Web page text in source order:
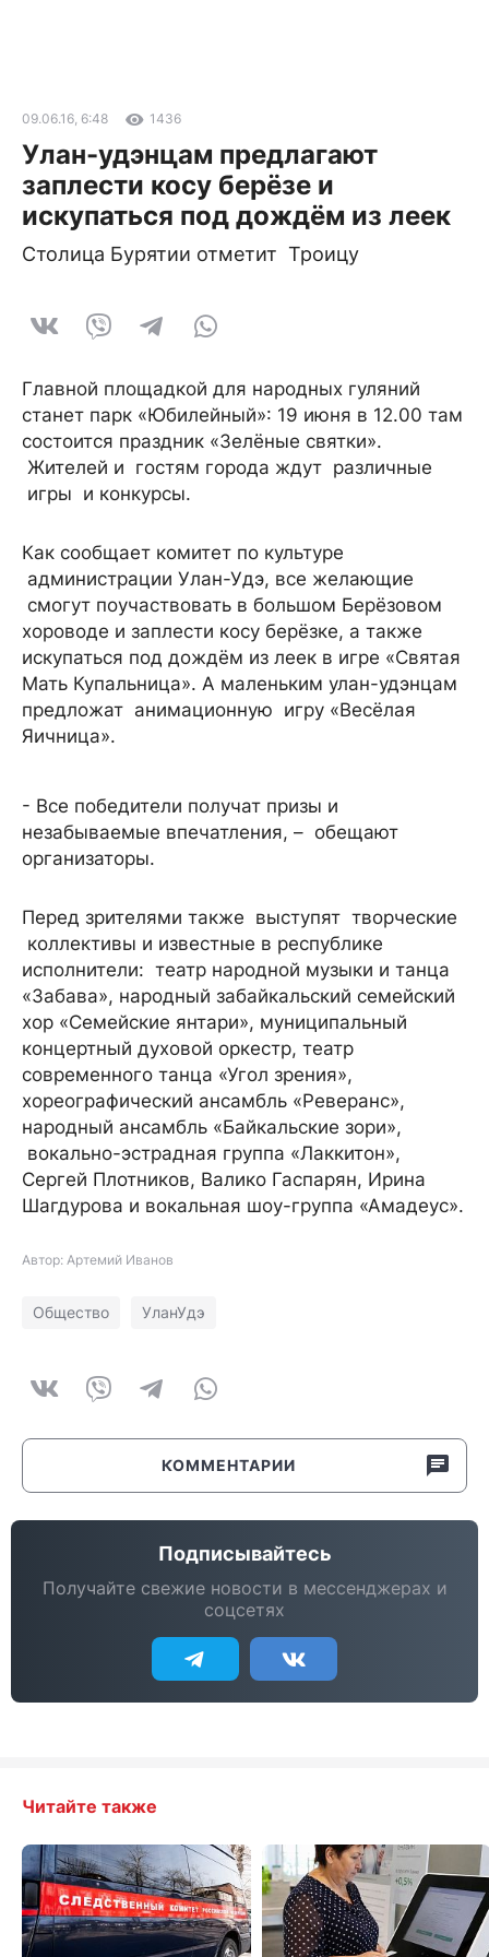
09.06.16, 6:48 1436
Улан-удэнцам предлагают
заплести косу берёзе и
искупаться под дождём из леек
Столица Бурятии отметит Троицу
Главной площадкой для народных гуляний
станет парк «Юбилейный»: 19 июня в 12.00 там
состоится праздник «Зелёные святки».
Жителей и гостям города ждут различные
игры и конкурсы.
Как сообщает комитет по культуре
администрации Улан-Удэ, все желающие
смогут поучаствовать в большом Берёзовом
хороводе и заплести косу берёзке, а также
искупаться под дождём из леек в игре «Святая
Мать Купальница». А маленьким улан-удэнцам
предложат анимационную игру «Весёлая
Яичница».
- Все победители получат призы и
незабываемые впечатления, – обещают
организаторы.
Перед зрителями также выступят творческие
коллективы и известные в республике
исполнители: театр народной музыки и танца
«Забава», народный забайкальский семейский
хор «Семейские янтари», муниципальный
концертный духовой оркестр, театр
современного танца «Угол зрения»,
хореографический ансамбль «Реверанс»,
народный ансамбль «Байкальские зори»,
вокально-эстрадная группа «Лаккитон»,
Сергей Плотников, Валико Гаспарян, Ирина
Шагдурова и вокальная шоу-группа «Амадеус».
Автор: Артемий Иванов
Общество УланУдэ
КОММЕНТАРИИ
Подписывайтесь
Получайте свежие новости в мессенджерах и
соцсетях
Читайте также